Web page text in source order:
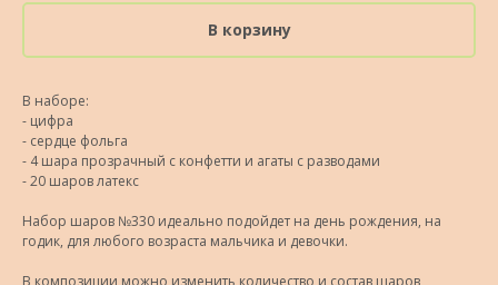
В корзину
В наборе:
- цифра
- сердце фольга
- 4 шара прозрачный с конфетти и агаты с разводами
- 20 шаров латекс
Набор шаров №330 идеально подойдет на день рождения, на
годик, для любого возраста мальчика и девочки.